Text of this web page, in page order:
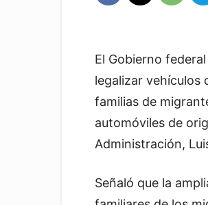
El Gobierno
legalizar vehículos
familias de
automóviles de
Administración,
Señaló que la